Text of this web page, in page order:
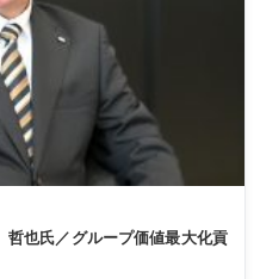
也氏／グループ価値最大化貢